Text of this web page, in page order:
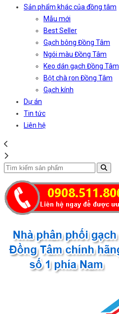
Sản phẩm khác của đồng tâm
Mẫu mới
Best Seller
Gạch bông Đồng Tâm
Ngói màu Đồng Tâm
Keo dán gạch Đồng Tâm
Bột chà ron Đồng Tâm
Gạch kính
Dự án
Tin tức
Liên hệ